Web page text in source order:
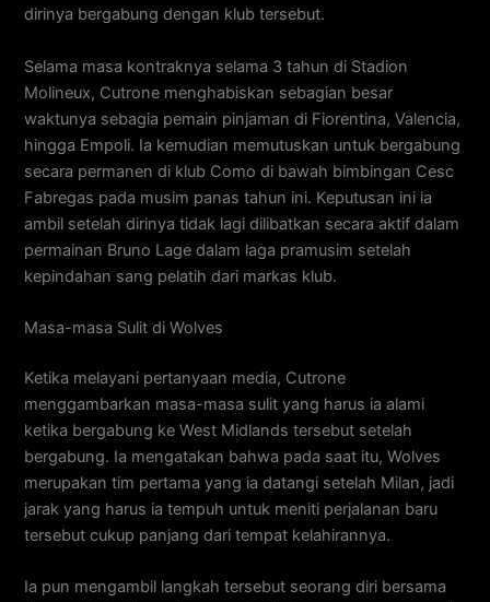
dirinya bergabung dengan klub tersebut.
Selama masa kontraknya selama 3 tahun di Stadion
Molineux, Cutrone menghabiskan sebagian besar
waktunya sebagia pemain pinjaman di Fiorentina, Valencia,
hingga Empoli. Ia kemudian memutuskan untuk bergabung
secara permanen di klub Como di bawah bimbingan Cesc
Fabregas pada musim panas tahun ini. Keputusan ini ia
ambil setelah dirinya tidak lagi dilibatkan secara aktif dalam
permainan Bruno Lage dalam laga pramusim setelah
kepindahan sang pelatih dari markas klub.
Masa-masa Sulit di Wolves
Ketika melayani pertanyaan media, Cutrone
menggambarkan masa-masa sulit yang harus ia alami
ketika bergabung ke West Midlands tersebut setelah
bergabung. Ia mengatakan bahwa pada saat itu, Wolves
merupakan tim pertama yang ia datangi setelah Milan, jadi
jarak yang harus ia tempuh untuk meniti perjalanan baru
tersebut cukup panjang dari tempat kelahirannya.
Ia pun mengambil langkah tersebut seorang diri bersama